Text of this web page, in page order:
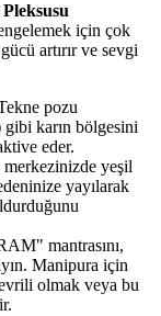
için çok
artırır ve sevgi
pozu
karın bölgesini
eder.
merkezinizde yeşil
yayılarak
mantrasını,
Manipura için
olmak veya bu